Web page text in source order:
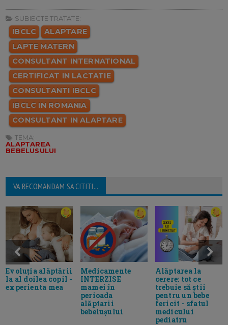
SUBIECTE TRATATE:
IBCLC
ALAPTARE
LAPTE MATERN
CONSULTANT INTERNATIONAL
CERTIFICAT IN LACTATIE
CONSULTANTI IBCLC
IBCLC IN ROMANIA
CONSULTANT IN ALAPTARE
TEMA:
ALAPTAREA
BEBELUSULUI
VA RECOMANDAM SA CITITI...
Evoluția alăptării
la al doilea copil -
experienta mea
Medicamente
INTERZISE
mamei în
perioada
alăptarii
bebelușului
Alăptarea la
cerere: tot ce
trebuie să știi
pentru un bebe
fericit - sfatul
medicului
pediatru